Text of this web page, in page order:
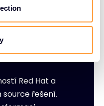
Hat
Red Hat a
řešení.